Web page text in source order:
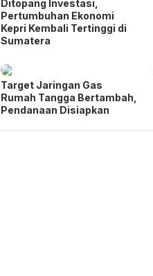
Ditopang Investasi,
Pertumbuhan Ekonomi
Kepri Kembali Tertinggi di
Sumatera
Target Jaringan Gas
Rumah Tangga Bertambah,
Pendanaan Disiapkan